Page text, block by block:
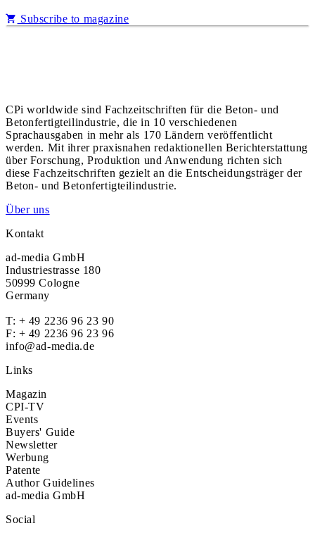
Subscribe to magazine
CPi worldwide sind Fachzeitschriften für die Beton- und
Betonfertigteilindustrie, die in 10 verschiedenen
Sprachausgaben in mehr als 170 Ländern veröffentlicht
werden. Mit ihrer praxisnahen redaktionellen Berichterstattung
über Forschung, Produktion und Anwendung richten sich
diese Fachzeitschriften gezielt an die Entscheidungsträger der
Beton- und Betonfertigteilindustrie.
Über uns
Kontakt
ad-media GmbH
Industriestrasse 180
50999 Cologne
Germany
T: + 49 2236 96 23 90
F: + 49 2236 96 23 96
info@ad-media.de
Links
Magazin
CPI-TV
Events
Buyers' Guide
Newsletter
Werbung
Patente
Author Guidelines
ad-media GmbH
Social